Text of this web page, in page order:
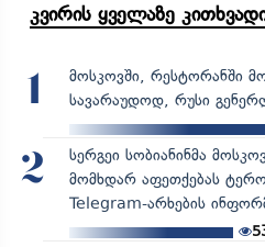
კვირის ყველაზე
1
მოსკოვში, რესტორანში
სავარაუდოდ, რუსი
2
სერგეი სობიანინმა
მომხდარ აფეთქებას
Telegram-არხების